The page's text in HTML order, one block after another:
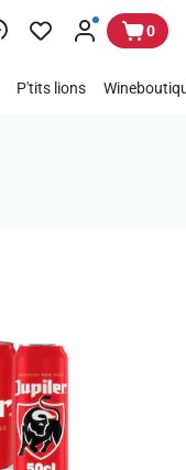
0
P'tits lions